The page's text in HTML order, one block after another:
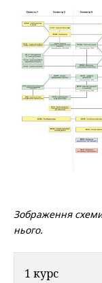
Зображення
нього.
1 курс